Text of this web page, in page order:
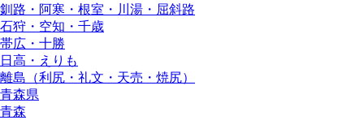
釧路・阿寒・根室・川湯・屈斜路
石狩・空知・千歳
帯広・十勝
日高・えりも
離島（利尻・礼文・天売・焼尻）
青森県
青森